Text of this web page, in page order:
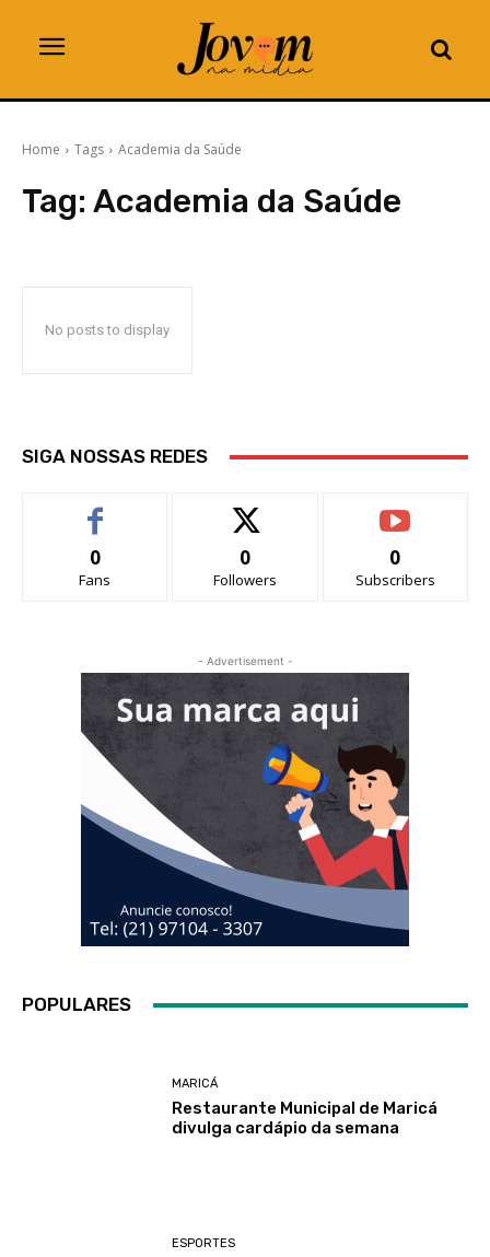
Home Tags Academia da Saúde
Tag: Academia da Saúde
No posts to display
SIGA NOSSAS REDES
0
Fans
0
Followers
0
Subscribers
- Advertisement -
POPULARES
MARICÁ
Restaurante Municipal de Maricá
divulga cardápio da semana
ESPORTES